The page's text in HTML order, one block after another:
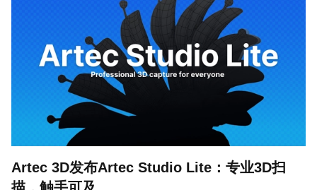
Artec 3D发布Artec Studio Lite：专业3D扫